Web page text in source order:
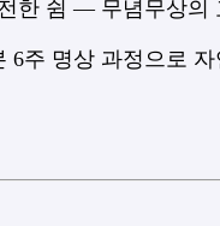
한 쉼 — 무념무상의
6주 명상 과정으로